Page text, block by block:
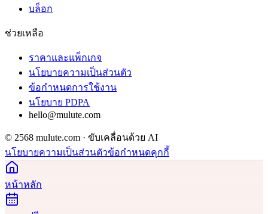
บล็อก
ช่วยเหลือ
ราคาและแพ็กเกจ
นโยบายความเป็นส่วนตัว
ข้อกำหนดการใช้งาน
นโยบาย PDPA
hello@mulute.com
© 2568 mulute.com · ขับเคลื่อนด้วย AI
นโยบายความเป็นส่วนตัวข้อกำหนดคุกกี้
หน้าหลัก